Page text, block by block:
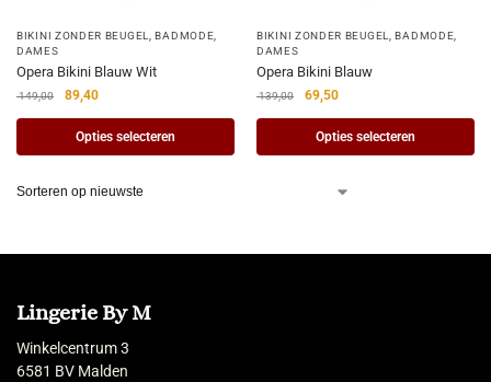
BIKINI ZONDER BEUGEL ,BADMODE
DAMES
Opera Bikini Blauw Wit
149,00 89,40
Opties selecteren
BIKINI ZONDER BEUGEL ,BADMODE
DAMES
Opera Bikini Blauw
139,00 69,50
Opties selecteren
Lingerie By M
Winkelcentrum 3
6581 BV Malden